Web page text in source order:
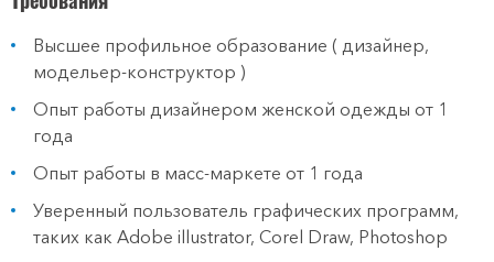
Высшее профильное образование ( дизайнер,
модельер-конструктор )
Опыт работы дизайнером женской одежды от 1
года
Опыт работы в масс-маркете от 1 года
Уверенный пользователь графических программ,
таких как Adobe illustrator, Corel Draw, Photoshop